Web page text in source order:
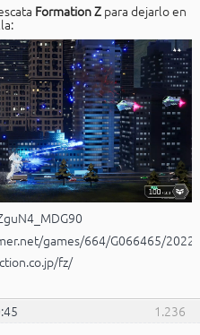
Formation Z para dejarlo en
games/664/G066465/
fz/
1.236